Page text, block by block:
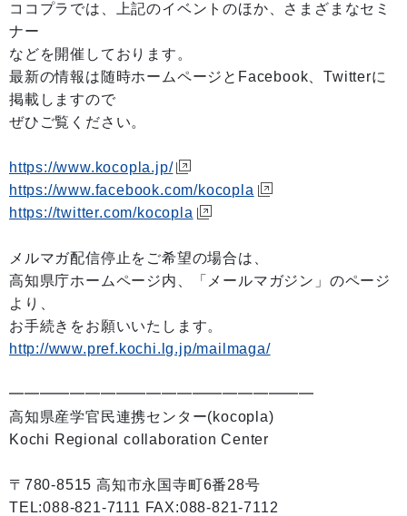
ココプラでは、上記のイベントのほか、さまざまなセミ
ナー
などを開催しております。
最新の情報は随時ホームページとFacebook、Twitterに
掲載しますので
ぜひご覧ください。
https://www.kocopla.jp/
https://www.facebook.com/kocopla
https://twitter.com/kocopla
メルマガ配信停止をご希望の場合は、
高知県庁ホームページ内、「メールマガジン」のページ
より、
お手続きをお願いいたします。
http://www.pref.kochi.lg.jp/mailmaga/
━━━━━━━━━━━━━━━━━━━━
高知県産学官民連携センター(kocopla)
Kochi Regional collaboration Center
〒780-8515 高知市永国寺町6番28号
TEL:088-821-7111 FAX:088-821-7112